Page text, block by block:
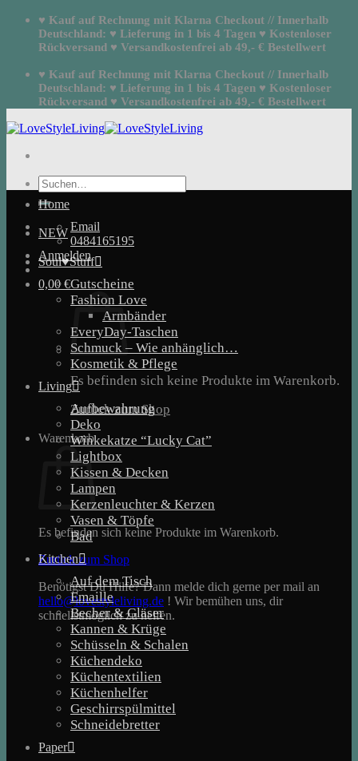
Zum
springen
♥ Kauf auf Rechnung mit Klarna Checkout // Innerhalb
Deutschland: ♥ Lieferung in 1 bis 4 Tagen ♥ Kostenloser
Rückversand ♥ Versandkostenfrei ab 49,- € Bestellwert
♥ Kauf auf Rechnung mit Klarna Checkout // Innerhalb
Deutschland: ♥ Lieferung in 1 bis 4 Tagen ♥ Kostenloser
Rückversand ♥ Versandkostenfrei ab 49,- € Bestellwert
Suchen
nach:
Email
0484165195
Anmelden
0,00€
Es befinden sich keine Produkte im Warenkorb.
Zurück zum Shop
Warenkorb
Es befinden sich keine Produkte im Warenkorb.
Zurück zum Shop
Benötigst Du Hilfe? Dann melde dich gerne per mail an
hello@lovestyleliving.de ! Wir bemühen uns, dir
schnellstmöglich zu helfen.
Home
NEW
Soul♥Stuff
Gutscheine
Fashion Love
Armbänder
EveryDay-Taschen
Schmuck – Wie anhänglich…
Kosmetik & Pflege
Living
Aufbewahrung
Deko
Winkekatze “Lucky Cat”
Lightbox
Kissen & Decken
Lampen
Kerzenleuchter & Kerzen
Vasen & Töpfe
Bad
Kitchen
Auf dem Tisch
Emaille
Becher & Gläser
Kannen & Krüge
Schüsseln & Schalen
Küchendeko
Küchentextilien
Küchenhelfer
Geschirrspülmittel
Schneidebretter
Paper